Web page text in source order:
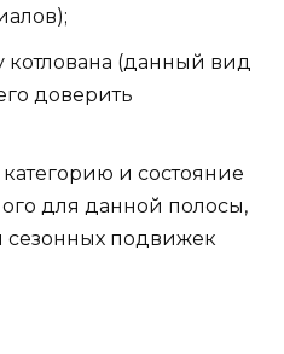
котлована (данный вид
доверить
и состояние
для данной полосы,
сезонных подвижек